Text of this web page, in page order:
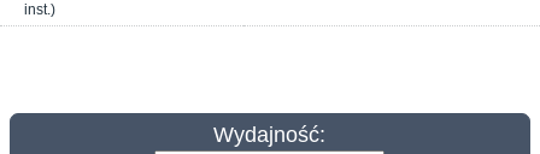
inst.)
Wydajność: